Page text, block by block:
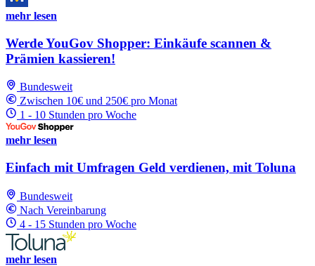
mehr lesen
Werde YouGov Shopper: Einkäufe scannen &
Prämien kassieren!
Bundesweit
Zwischen 10€ und 250€ pro Monat
1 - 10 Stunden pro Woche
mehr lesen
Einfach mit Umfragen Geld verdienen, mit Toluna
Bundesweit
Nach Vereinbarung
4 - 15 Stunden pro Woche
mehr lesen